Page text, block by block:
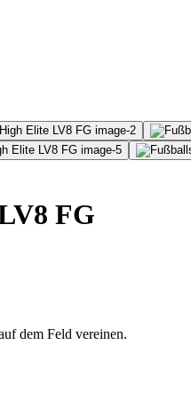
FG
dem Feld vereinen.